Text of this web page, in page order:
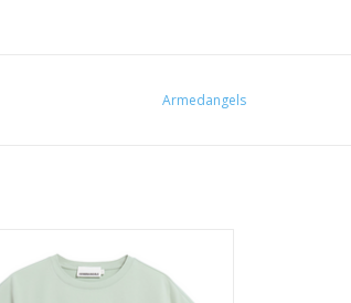
Armedangels
• Lockere Passform